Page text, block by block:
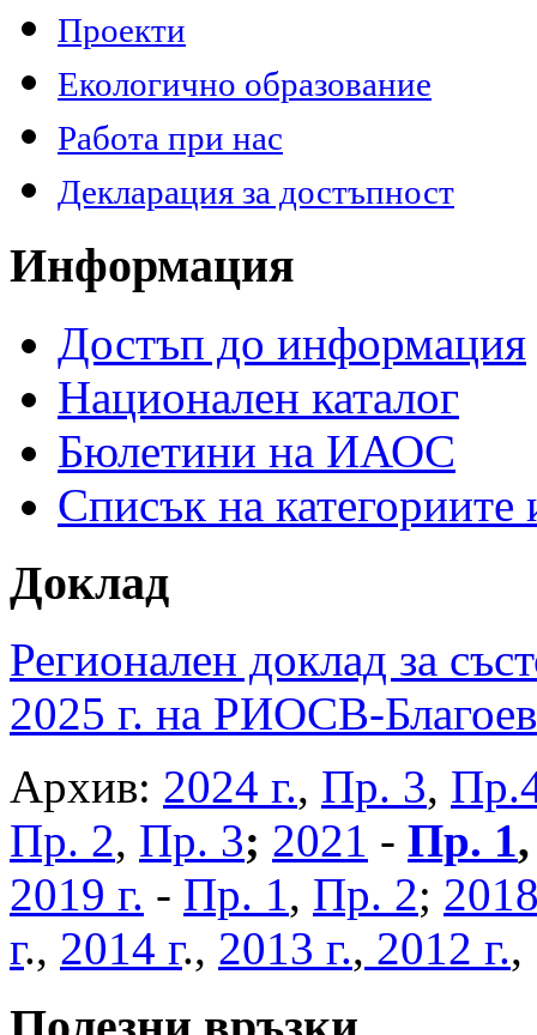
Проекти
Екологично образование
Работа при нас
Декларация за достъпност
Информация
Достъп до информация
Национален каталог
Бюлетини на ИАОС
Списък на
Доклад
Регионален доклад за
2025 г. на РИОСВ-
Архив: 2024 г., Пр. 3,
Пр. 2, Пр. 3; 2021 - Пр. 1
2019 г. - Пр. 1, Пр. 2;
г., 2014 г., 2013 г., 2012 г.